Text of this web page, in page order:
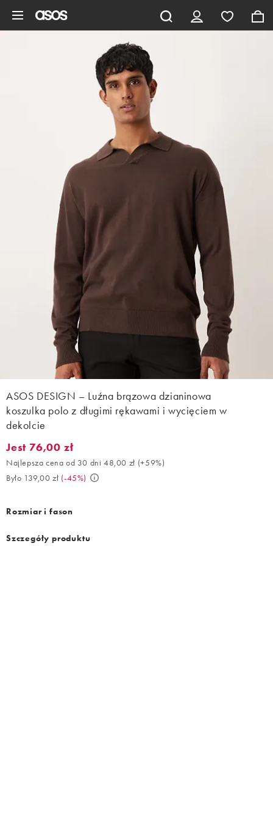
ASOS DESIGN – Luźna brązowa dzianinowa
koszulka polo z długimi rękawami i wycięciem w
dekolcie
Jest 76,00 zł. Najlepsza cena od 30 dni 48,00 zł (+59%). Było
Jest 76,00 zł
Najlepsza cena od 30 dni 48,00 zł (+59%)
Było 139,00 zł (-45%)
Rozmiar i fason
Szczegóły produktu